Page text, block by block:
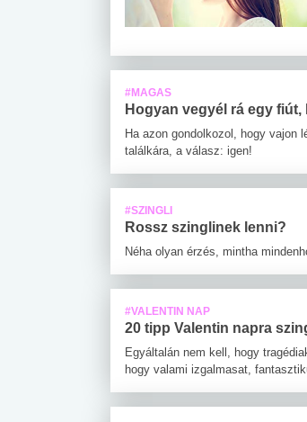
#MAGAS
Hogyan vegyél rá egy
Ha azon gondolkozol, hogy vajon
találkára, a válasz: igen!
#SZINGLI
Rossz szinglinek lenni?
Néha olyan érzés, mintha
#VALENTIN NAP
20 tipp Valentin napra
Egyáltalán nem kell, hogy
hogy valami izgalmasat,